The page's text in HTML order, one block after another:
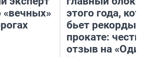
«вечных»
этого года,
бьет рекорды в
прокате:
отзыв на